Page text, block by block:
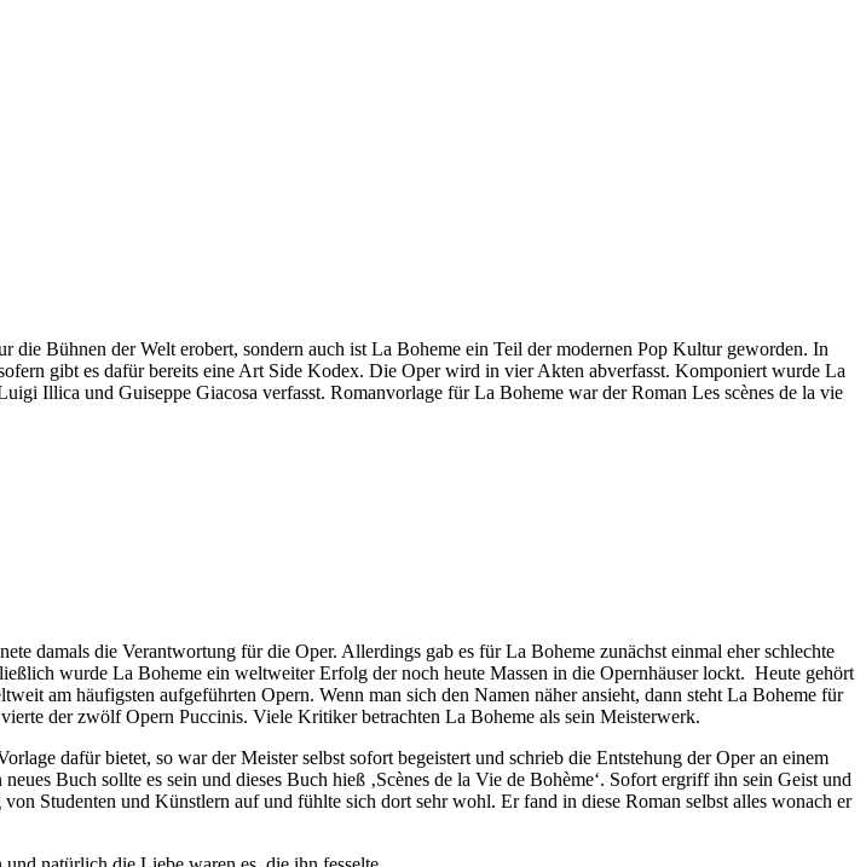
Bühnen der Welt erobert, sondern auch ist La Boheme ein Teil der modernen Pop Kultur geworden. In
gibt es dafür bereits eine Art Side Kodex. Die Oper wird in vier Akten abverfasst. Komponiert wurde La
Illica und Guiseppe Giacosa verfasst. Romanvorlage für La Boheme war der Roman Les scènes de la vie
damals die Verantwortung für die Oper. Allerdings gab es für La Boheme zunächst einmal eher schlechte
wurde La Boheme ein weltweiter Erfolg der noch heute Massen in die Opernhäuser lockt. Heute gehört
am häufigsten aufgeführten Opern. Wenn man sich den Namen näher ansieht, dann steht La Boheme für
der zwölf Opern Puccinis. Viele Kritiker betrachten La Boheme als sein Meisterwerk.
dafür bietet, so war der Meister selbst sofort begeistert und schrieb die Entstehung der Oper an einem
Buch sollte es sein und dieses Buch hieß ‚Scènes de la Vie de Bohème‘. Sofort ergriff ihn sein Geist und
Studenten und Künstlern auf und fühlte sich dort sehr wohl. Er fand in diese Roman selbst alles wonach er